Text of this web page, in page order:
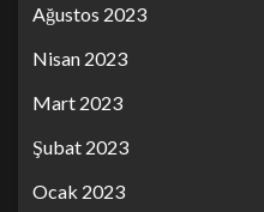
Ağustos 2023
Nisan 2023
Mart 2023
Şubat 2023
Ocak 2023